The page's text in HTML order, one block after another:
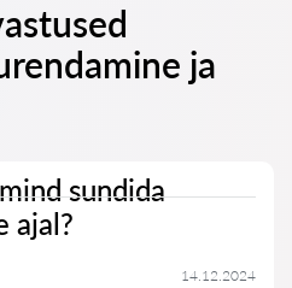
ja
sundida
ajal?
14.12.2024